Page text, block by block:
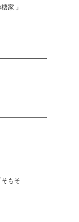
家 」
もそ